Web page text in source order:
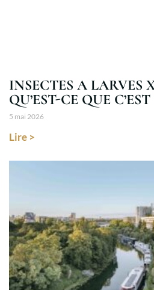
INSECTES A LARVES
QU’EST-CE QUE C’EST
5 mai 2026
Lire >